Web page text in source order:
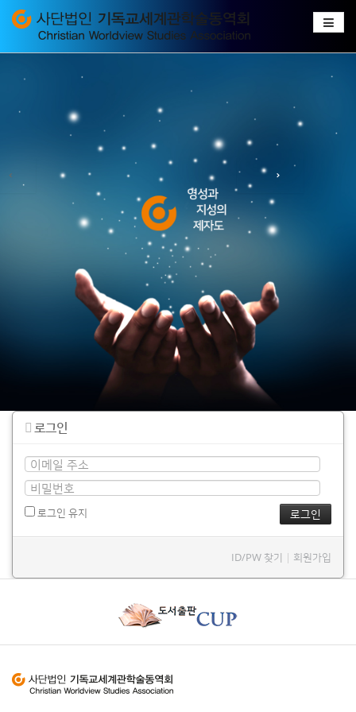
로그인
로그인 유지
ID/PW 찾기 | 회원가입